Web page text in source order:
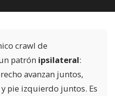
crawl de
patrón ipsilateral:
avanzan juntos,
pie izquierdo juntos. Es